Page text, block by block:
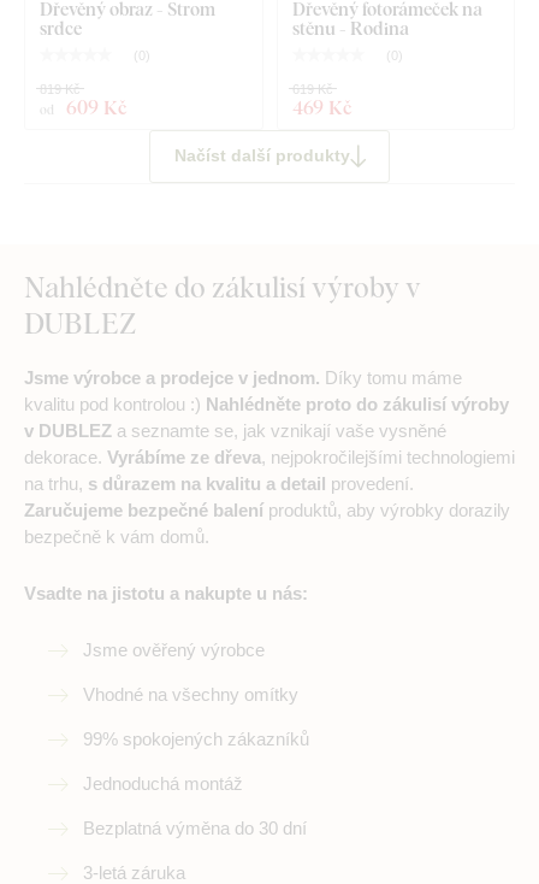
Dřevěný obraz - Strom
srdce
( 0)
od 609 Kč
819 Kč
Dřevěný fotorámeček na
stěnu - Rodina
( 0)
469 Kč
619 Kč
Načíst další produkty
Nahlédněte do zákulisí výroby v
DUBLEZ
Jsme výrobce a prodejce v jednom. Díky tomu máme
kvalitu pod kontrolou :) Nahlédněte proto do zákulisí výroby
v DUBLEZ a seznamte se, jak vznikají vaše vysněné
dekorace. Vyrábíme ze dřeva, nejpokročilejšími technologiemi
na trhu, s důrazem na kvalitu a detail provedení.
Zaručujeme bezpečné balení produktů, aby výrobky dorazily
bezpečně k vám domů.
Vsadte na jistotu a nakupte u nás:
Jsme ověřený výrobce
Vhodné na všechny omítky
99% spokojených zákazníků
Jednoduchá montáž
Bezplatná výměna do 30 dní
3-letá záruka